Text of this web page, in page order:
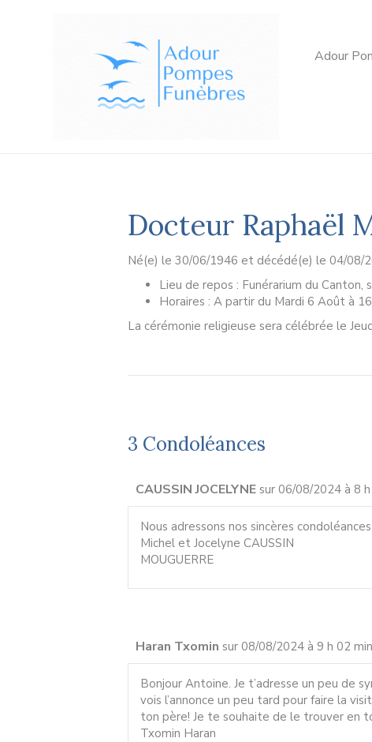
Adour
Docteur Raphaël
Né(e) le 30/06/1946 et décédé(e) le 04/08/
Lieu de repos : Funérarium du Canton,
Horaires : A partir du Mardi 6 Août à
La cérémonie religieuse sera célébrée le
3 Condoléances
CAUSSIN JOCELYNE sur 06/08/2024 à 8
Nous adressons nos sincères
Michel et Jocelyne CAUSSIN
MOUGUERRE
Haran Txomin sur 08/08/2024 à 9 h 02 min
Bonjour Antoine. Je t’adresse un peu de
vois l’annonce un peu tard pour faire la
ton père! Je te souhaite de le trouver en
Txomin Haran